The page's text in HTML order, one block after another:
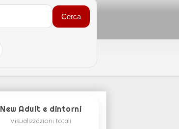
Cerca
New Adult e dintorni
Visualizzazioni totali